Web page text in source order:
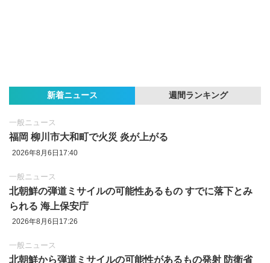
新着ニュース 週間ランキング
一般ニュース
福岡 柳川市大和町で火災 炎が上がる
2026年8月6日17:40
一般ニュース
北朝鮮の弾道ミサイルの可能性あるもの すでに落下とみ
られる 海上保安庁
2026年8月6日17:26
一般ニュース
北朝鮮から弾道ミサイルの可能性があるもの発射 防衛省